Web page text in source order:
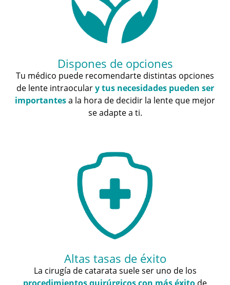
Dispones de opciones
Tu médico puede recomendarte distintas opciones
de lente intraoculary tus necesidades pueden ser
importantesa la hora de decidir la lente que mejor
se adapte a ti.
Altas tasas de éxito
La cirugía de catarata suele ser uno de los